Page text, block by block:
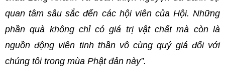
quan tâm sâu sắc đến các hội viên của Hội. Những
phần quà không chỉ có giá trị vật chất mà còn là
nguồn động viên tinh thần vô cùng quý giá đối với
chúng tôi trong mùa Phật đản này”.